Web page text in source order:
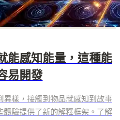
能感知能量，這種能
易開發
異樣，接觸到物品就感知到故事
驗提供了新的解釋框架。了解